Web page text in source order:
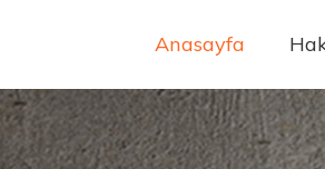
Anasayfa